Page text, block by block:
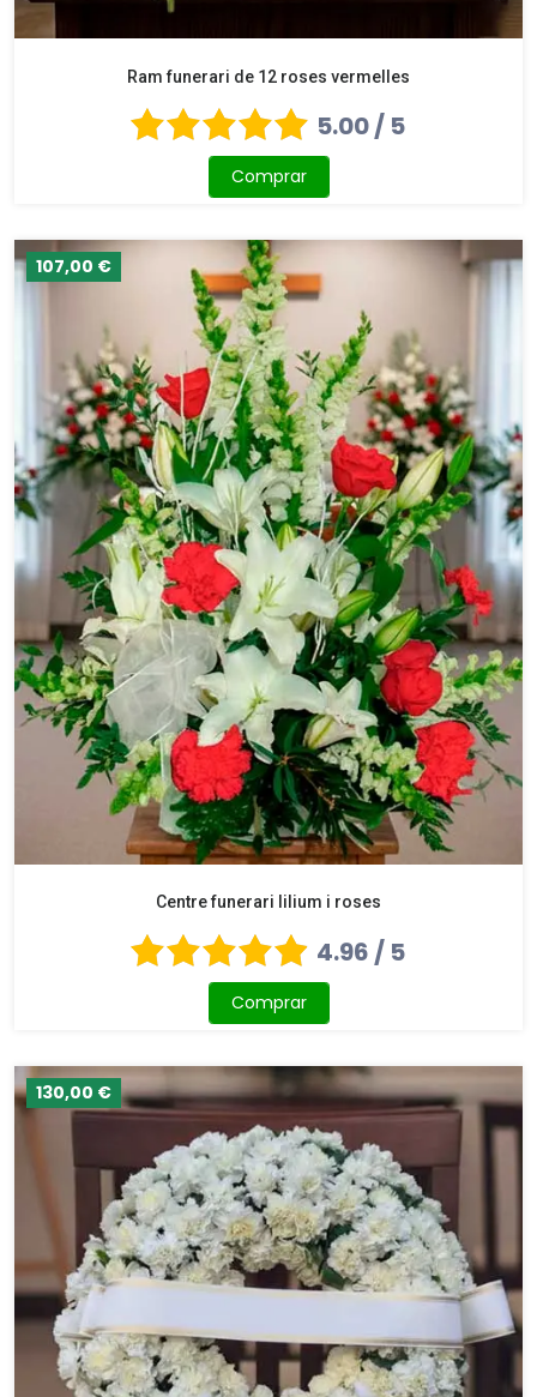
Ram funerari de 12 roses vermelles
5.00 / 5
Comprar
107,00 €
Centre funerari lilium i roses
4.96 / 5
Comprar
130,00 €